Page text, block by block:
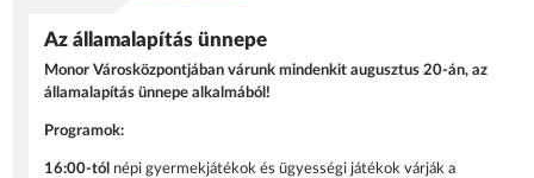
Az államalapítás ünnepe
Monor Városközpontjában várunk mindenkit augusztus 20-án, az
államalapítás ünnepe alkalmából!
Programok:
16:00-tól népi gyermekjátékok és ügyességi játékok várják a